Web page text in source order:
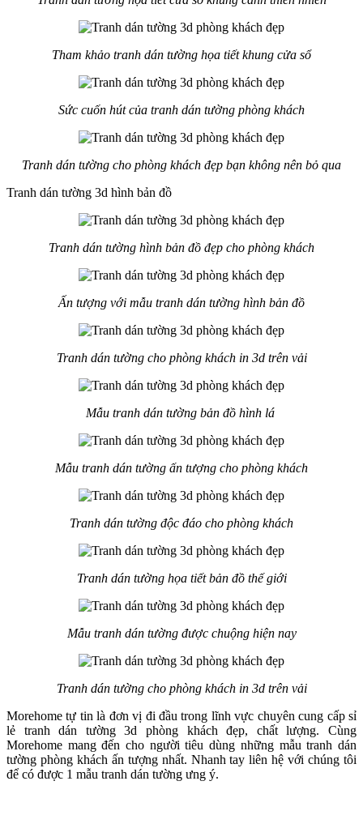
Tham khảo tranh dán tường họa tiết khung cửa sổ
Sức cuốn hút của tranh dán tường phòng khách
Tranh dán tường cho phòng khách đẹp bạn không nên bỏ qua
Tranh dán tường 3d hình bản đồ
Tranh dán tường hình bản đồ đẹp cho phòng khách
Ấn tượng với mẫu tranh dán tường hình bản đồ
Tranh dán tường cho phòng khách in 3d trên vải
Mẫu tranh dán tường bản đồ hình lá
Mẫu tranh dán tường ấn tượng cho phòng khách
Tranh dán tường độc đáo cho phòng khách
Tranh dán tường họa tiết bản đồ thế giới
Mẫu tranh dán tường được chuộng hiện nay
Tranh dán tường cho phòng khách in 3d trên vải
Morehome tự tin là đơn vị đi đầu trong lĩnh vực chuyên cung cấp sỉ
lẻ tranh dán tường 3d phòng khách đẹp, chất lượng. Cùng
Morehome mang đến cho người tiêu dùng những mẫu tranh dán
tường phòng khách ấn tượng nhất. Nhanh tay liên hệ với chúng tôi
để có được 1 mẫu tranh dán tường ưng ý.